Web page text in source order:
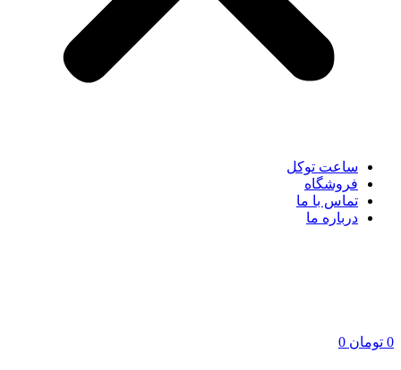
ساعت توکل
فروشگاه
تماس با ما
درباره ما
0 تومان 0